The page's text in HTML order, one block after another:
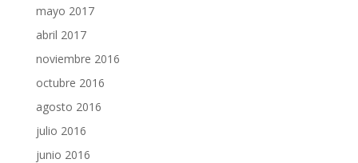
mayo 2017
abril 2017
noviembre 2016
octubre 2016
agosto 2016
julio 2016
junio 2016